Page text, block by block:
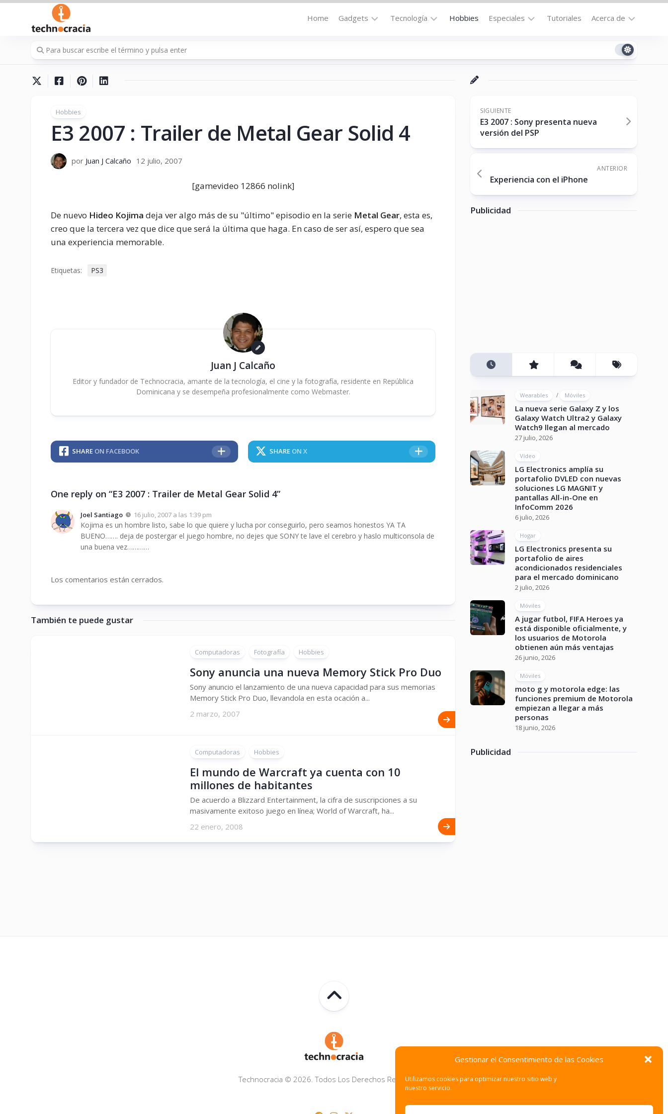
Gestionar el Consentimiento de las Cookies
Utilizamos cookies para optimizar nuestro sitio web y
nuestro servicio.
Saltar
contenido
Home Gadgets
Hogar
Tecnología
Internet
Vídeo
Hobbies Especiales
la
Destacados
Downloads
No-
Tutoriales Acerca de
Contacto
(US)
Hobbies
E3 2007 : Trailer de Metal Gear Solid 4
por Juan J Calcaño 12 julio, 2007
[gamevideo 12866 nolink]
De nuevo Hideo Kojima deja ver algo más de su "último" episodio en la serie Metal Gear, esta es,
creo que la tercera vez que dice que será la última que haga. En caso de ser así, espero que sea
una experiencia memorable.
Etiquetas: PS3
Juan J Calcaño
Editor y fundador de Technocracia, amante de la tecnología, el cine y la fotografía, residente en República
Dominicana y se desempeña profesionalmente como Webmaster.
SHARE ON FACEBOOK SHARE ON X
One reply on “E3 2007 : Trailer de Metal Gear Solid 4”
Joel Santiago 16 julio, 2007 a las 1:39 pm
Kojima es un hombre listo, sabe lo que quiere y lucha por conseguirlo, pero seamos honestos YA TA
BUENO……. deja de postergar el juego hombre, no dejes que SONY te lave el cerebro y haslo multiconsola de
una buena vez…………
Los comentarios están cerrados.
También te puede gustar
Computadoras Fotografía Hobbies
Sony anuncia una nueva Memory Stick Pro Duo
Sony anuncio el lanzamiento de una nueva capacidad para sus memorias
Memory Stick Pro Duo, llevandola en esta ocación a...
2 marzo, 2007
Computadoras Hobbies
El mundo de Warcraft ya cuenta con 10
millones de habitantes
De acuerdo a Blizzard Entertainment, la cifra de suscripciones a su
masivamente exitoso juego en línea; World of Warcraft, ha...
22 enero, 2008
SIGUIENTE
E3 2007 : Sony presenta nueva
versión del PSP
ANTERIOR
Experiencia con el iPhone
Publicidad
Wearables / Móviles
La nueva serie Galaxy Z y los
Galaxy Watch Ultra2 y Galaxy
Watch9 llegan al mercado
27 julio, 2026
Vídeo
LG Electronics amplía su
portafolio DVLED con nuevas
soluciones LG MAGNIT y
pantallas All-in-One en
InfoComm 2026
6 julio, 2026
Hogar
LG Electronics presenta su
portafolio de aires
acondicionados residenciales
para el mercado dominicano
2 julio, 2026
Móviles
A jugar futbol, FIFA Heroes ya
está disponible oficialmente, y
los usuarios de Motorola
obtienen aún más ventajas
26 junio, 2026
Móviles
moto g y motorola edge: las
funciones premium de Motorola
empiezan a llegar a más
personas
18 junio, 2026
Publicidad
Technocracia © 2026. Todos Los Derechos Reservados.